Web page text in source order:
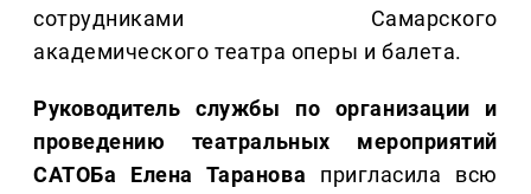
сотрудниками Самарского
академического театра оперы и балета.
Руководитель службы по организации и
проведению театральных мероприятий
САТОБа Елена Таранова пригласила всю